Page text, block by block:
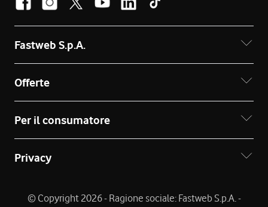
Fastweb S.p.A.
Offerte
Per il consumatore
Privacy
© Copyright 2026 - Ragione sociale: Fastweb S.p.A. -